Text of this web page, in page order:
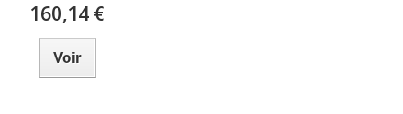
160,14 €
Voir